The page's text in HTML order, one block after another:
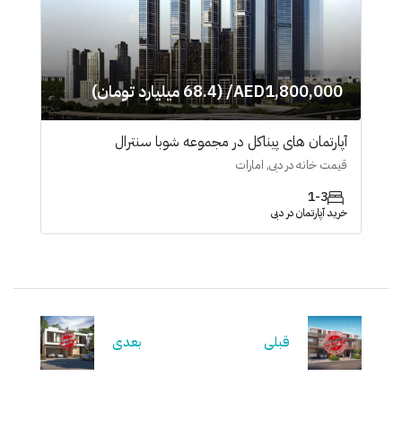
AED1,800,000/ (68.4 میلیارد تومان)
آپارتمان های پیناکل در مجموعه شوبا سنترال
قیمت خانه در دبی, امارات
1-3
خرید آپارتمان در دبی
قبلی بعدی